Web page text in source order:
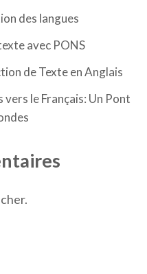
des langues
avec PONS
de Texte en Anglais
le Français: Un Pont